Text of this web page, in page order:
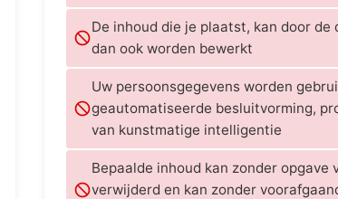
De inhoud die je plaatst, kan door de
dan ook worden bewerkt
Uw persoonsgegevens worden
geautomatiseerde besluitvorming,
van kunstmatige intelligentie
Bepaalde inhoud kan zonder opgave
verwijderd en kan zonder